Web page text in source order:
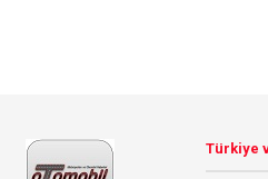
Türkiye